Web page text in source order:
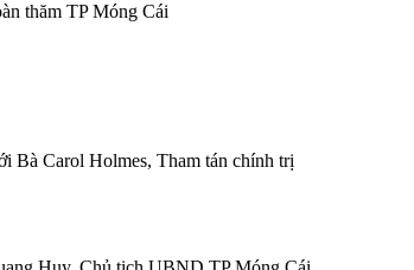
thăm TP Móng Cái
Bà Carol Holmes, Tham tán chính trị